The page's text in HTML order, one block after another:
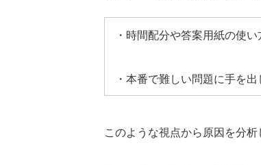
・時間配分や答案用紙の使
・本番で難しい問題に手を
このような視点から原因を分